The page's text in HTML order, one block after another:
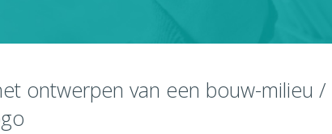
ontwerpen van een bouw-milieu /